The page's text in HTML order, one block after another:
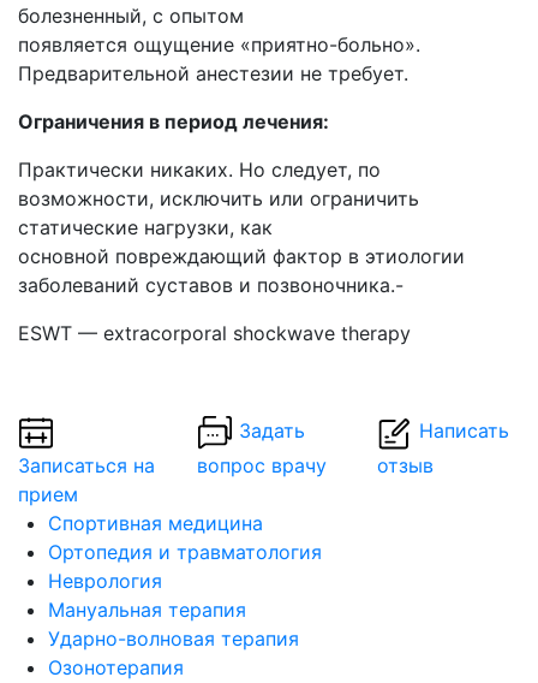
болезненный, с опытом
появляется ощущение «приятно-больно».
Предварительной анестезии не требует.
Ограничения в период лечения:
Практически никаких. Но следует, по
возможности, исключить или ограничить
статические нагрузки, как
основной повреждающий фактор в этиологии
заболеваний суставов и позвоночника.-
ESWT — extracorporal shockwave therapy
Записаться на
прием
Задать
вопрос врачу
Написать
отзыв
Спортивная медицина
Ортопедия и травматология
Неврология
Мануальная терапия
Ударно-волновая терапия
Озонотерапия